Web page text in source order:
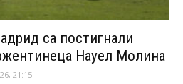
са постигнали
Науел Молина
21:15